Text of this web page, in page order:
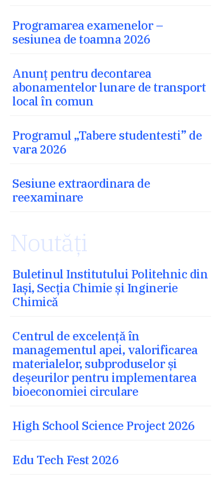
Programarea examenelor –
sesiunea de toamna 2026
Anunț pentru decontarea
abonamentelor lunare de transport
local în comun
Programul „Tabere studentesti” de
vara 2026
Sesiune extraordinara de
reexaminare
Noutăți
Buletinul Institutului Politehnic din
Iași, Secția Chimie și Inginerie
Chimică
Centrul de excelență în
managementul apei, valorificarea
materialelor, subproduselor și
deșeurilor pentru implementarea
bioeconomiei circulare
High School Science Project 2026
Edu Tech Fest 2026